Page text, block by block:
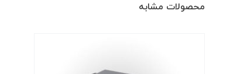
محصولات مشابه